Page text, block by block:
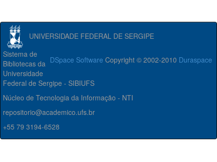
UNIVERSIDADE FEDERAL DE SERGIPE
DSpace Software Copyright © 2002-2010 Duraspace
Sistema de
Bibliotecas da
Universidade
Federal de Sergipe - SIBIUFS
Núcleo de Tecnologia da Informação - NTI
repositorio@academico.ufs.br
+55 79 3194-6528